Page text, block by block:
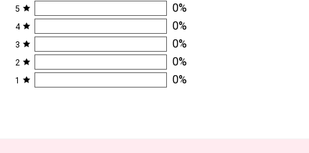
5 0%
4 0%
3 0%
2 0%
1 0%